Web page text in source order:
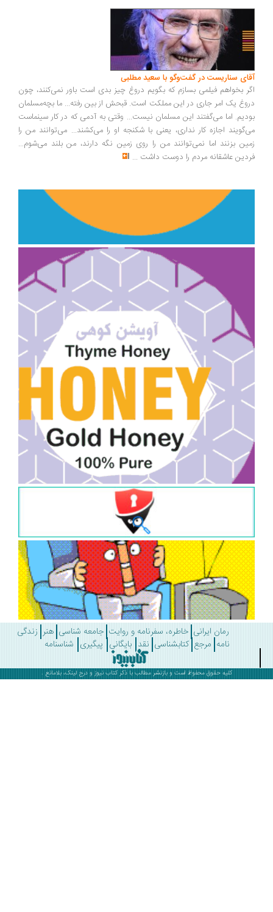
سناریست در گفت‌وگو با سعید مطلبی
بخواهم فیلمی بسازم که بگویم دروغ چیز بدی است باور نمی‌کنند، چون
یک امر جاری در این مملکت است. قبحش از بین رفته... ما بچه‌مسلمان
اما می‌گفتند این مسلمان نیست... وقتی به آدمی که در کار سینماست
اجازه کار نداری، یعنی با شکنجه او را می‌کشند... می‌توانند من را
بزنند اما نمی‌توانند من را روی زمین نگه دارند، من بلند می‌شوم...
عاشقانه مردم را دوست داشت ...
رمان ایرانی خاطره، سفرنامه و روایت جامعه شناسی هنر زندگی
مرجع کتابشناسی نقد بایگانی پیگیری شناسنامه
کلیه حقوق محفوظ است و بازنشر مطالب با ذکرکتاب نیوز و درج لینک، بلامانع .